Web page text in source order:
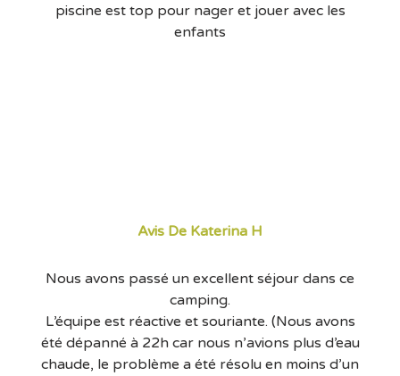
piscine est top pour nager et jouer avec les
enfants
Avis De Katerina H
Nous avons passé un excellent séjour dans ce
camping.
L’équipe est réactive et souriante. (Nous avons
été dépanné à 22h car nous n’avions plus d’eau
chaude, le problème a été résolu en moins d’un